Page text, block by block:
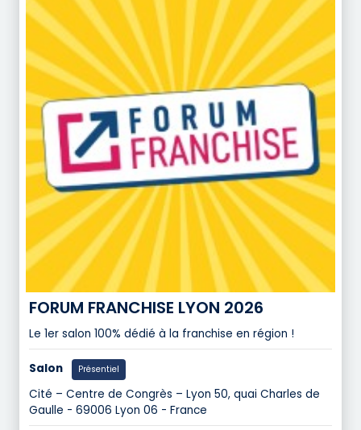
FORUM FRANCHISE LYON 2026
Le 1er salon 100% dédié à la franchise en région !
Salon Présentiel
Cité – Centre de Congrès – Lyon 50, quai Charles de
Gaulle - 69006 Lyon 06 - France